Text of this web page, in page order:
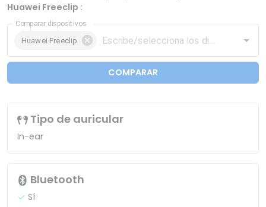
Huawei Freeclip :
Comparar dispositivos
Huawei Freeclip
COMPARAR
Tipo de auricular
In-ear
Bluetooth
Sí